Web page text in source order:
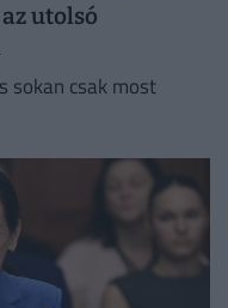
utolsó
sokan csak most